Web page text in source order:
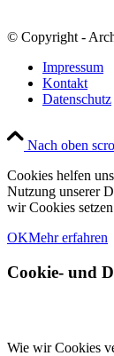
© Copyright -
Impressum
Kontakt
Datenschutz
Nach oben
Cookies helfen
Nutzung unserer
wir Cookies
OKMehr erfahren
Cookie- und
Wie wir Cookies